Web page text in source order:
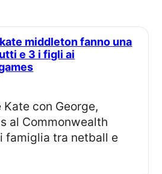
e 3 i figli ai
al Commonwealth
famiglia tra netball e